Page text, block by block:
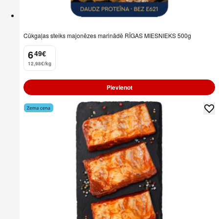
Cūkgaļas steiks majonēzes marinādē RĪGAS MIESNIEKS 500g
6
. 49€
12,98€/kg
Pievienot